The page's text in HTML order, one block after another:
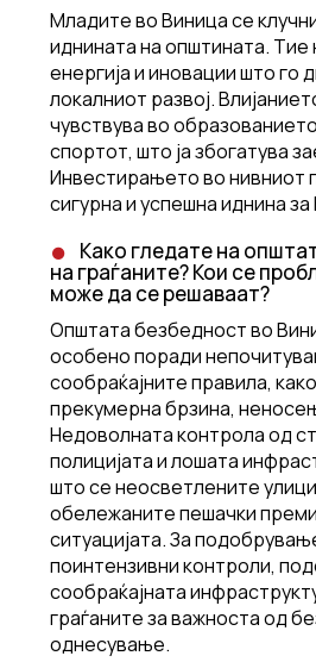
Младите во Виница се
иднината на општината. Тие
енергија и иновации што го
локалниот развој.
чувствува во
спортот, што ја збогатува
Инвестирањето во нивниот
сигурна и успешна иднина
Како гледате на
на граѓаните? Кои се
може да се решаваат?
Општата безбедност во
особено поради
сообраќајните правила,
прекумерна брзина,
Недоволната контрола од
полицијата и лошата
што се неосветлените
обележаните пешачки
ситуацијата. За
поинтензивни контроли,
сообраќајната
граѓаните за важноста од
однесување.